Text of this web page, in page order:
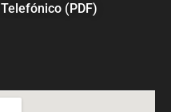
Telefónico (PDF)